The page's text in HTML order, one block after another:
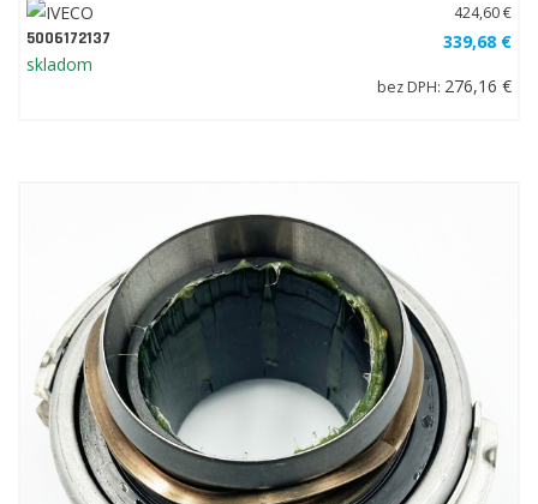
5006172137
skladom
424,60 €
339,68 €
bez DPH: 276,16 €